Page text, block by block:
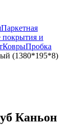
Паркетная
покрытия и
КоврыПробка
(1380*195*8)
Каньон